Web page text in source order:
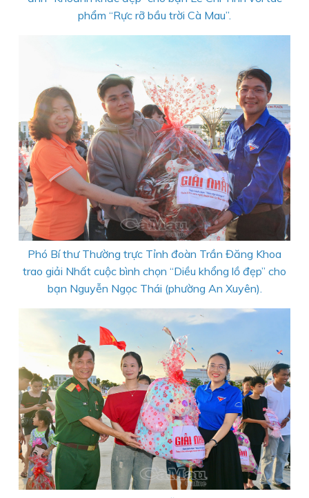
phẩm “Rực rỡ bầu trời Cà Mau”.
Phó Bí thư Thường trực Tỉnh đoàn Trần Đăng Khoa
trao giải Nhất cuộc bình chọn “Diều khổng lồ đẹp” cho
bạn Nguyễn Ngọc Thái (phường An Xuyên).